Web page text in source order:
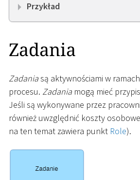
Przykład
Zadania
Zadaniasą aktywnościami w
procesu. Zadania mogą mieć
Jeśli są wykonywane przez
również uwzględnić koszty
na ten temat zawiera punkt Role).